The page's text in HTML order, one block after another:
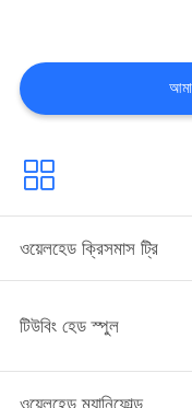
ভাল
তেল
ওয়েলহেড ক্রিসমাস ট্রি
টিউবিং হেড স্পুল